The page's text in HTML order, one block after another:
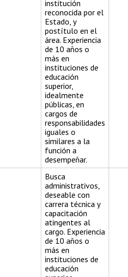
institución
reconocida por el
Estado, y
postítulo en el
área. Experiencia
de 10 años o
más en
instituciones de
educación
superior,
idealmente
públicas, en
cargos de
responsabilidades
iguales o
similares a la
función a
desempeñar.
Busca
administrativos,
deseable con
carrera técnica y
capacitación
atingentes al
cargo. Experiencia
de 10 años o
más en
instituciones de
educación